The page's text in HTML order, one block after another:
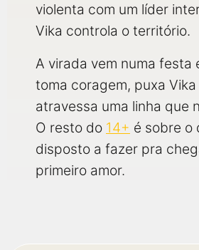
violenta com um líder
Vika controla o território.
A virada vem numa festa
toma coragem, puxa
atravessa uma linha que
O resto do 14+ é sobre o
disposto a fazer pra
primeiro amor.